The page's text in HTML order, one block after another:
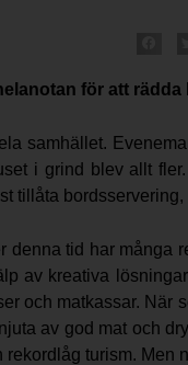
för att
samhället.
i grind blev allt
tillåta
denna tid har
av kreativa
och matkassar.
av god mat och
turism.